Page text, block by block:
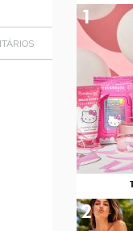
1
2